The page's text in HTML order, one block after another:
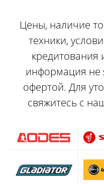
Цены, наличие
техники,
кредитования
информация не
офертой. Для
свяжитесь с